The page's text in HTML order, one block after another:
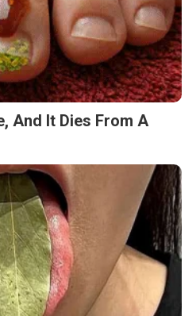
And It Dies From A